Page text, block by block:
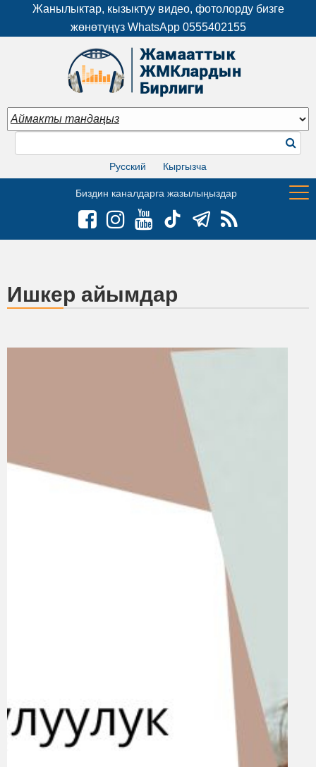
Жанылыктар, кызыктуу видео, фотолорду бизге
жөнөтүңүз WhatsApp 0555402155
Русский Кыргызча
Биздин каналдарга жазылыңыздар
Ишкер айымдар